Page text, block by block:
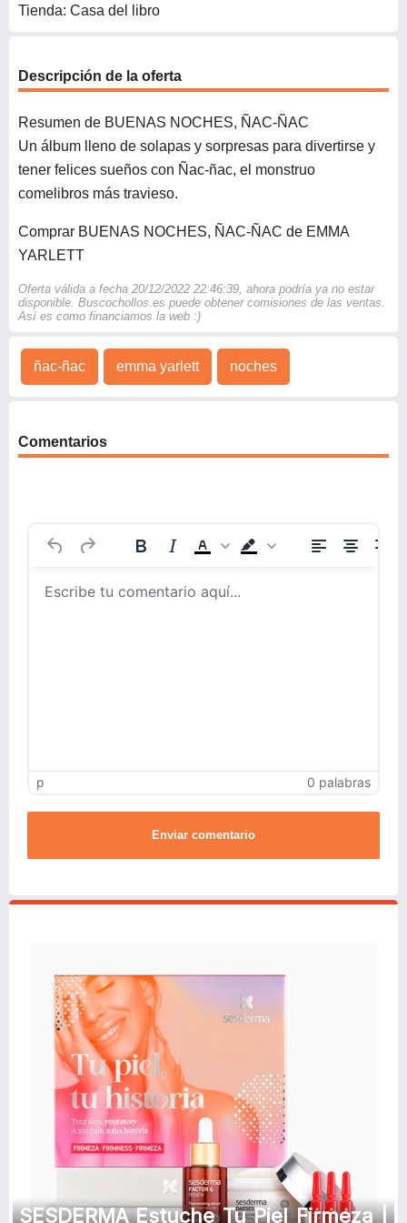
Tienda: Casa del libro
Descripción de la oferta
Resumen de BUENAS NOCHES, ÑAC-ÑAC
Un álbum lleno de solapas y sorpresas para divertirse y
tener felices sueños con Ñac-ñac, el monstruo
comelibros más travieso.
Comprar BUENAS NOCHES, ÑAC-ÑAC de EMMA
YARLETT
Oferta válida a fecha 20/12/2022 22:46:39, ahora podría ya no estar
disponible. Buscochollos.es puede obtener comisiones de las ventas.
Así es como financiamos la web :)
ñac-ñac emma yarlett noches
Comentarios
p 0 palabras
Enviar comentario
SESDERMA Estuche Tu Piel Firmeza |